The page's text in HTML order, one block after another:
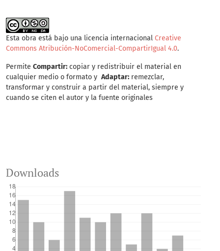
Esta obra está bajo una licencia internacional Creative
Commons Atribución-NoComercial-CompartirIgual 4.0.
Permite Compartir: copiar y redistribuir el material en
cualquier medio o formato y Adaptar: remezclar,
transformar y construir a partir del material, siempre y
cuando se citen el autor y la fuente originales
Downloads